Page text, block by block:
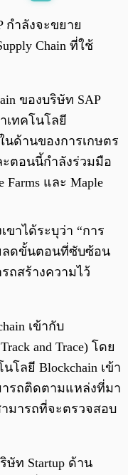
ำลังจะขยาย
Chain ที่ใช้
ของบริษัท SAP
เทคโนโลยี
ในด้านของการเกษตร
ะตอนนี้กำลังร่วมมือ
Farms และ Maple
ขาได้ระบุว่า “การ
ลดขั้นตอนที่ซับซ้อน
ถสร้างความไว้
เข้ากับ
and Trace) โดย
โลยี Blockchain เข้า
รถติดตามแหล่งที่มา
มารถที่จะตรวจสอบ
ษัท Startup ด้าน